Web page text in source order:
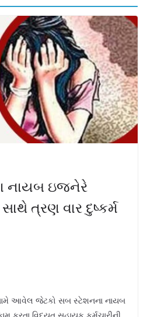
નાયબ ઇજનેરે
સાથે ત્રણ વાર દુષ્કર્મ
h
ગામે આવેલ જેટકો સબ સ્ટેશનના નાયબ